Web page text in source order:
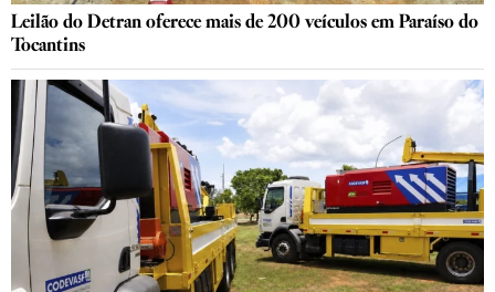
Leilão do Detran oferece mais de 200 veículos em Paraíso do
Tocantins